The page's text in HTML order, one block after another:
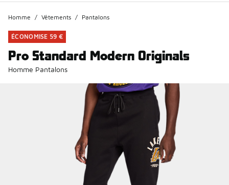
Homme / Vêtements / Pantalons
ÉCONOMISE 59 €
Pro Standard Modern Originals
Homme Pantalons